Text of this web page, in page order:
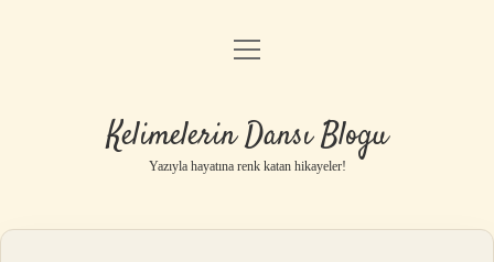
Anasayfa
Yasal Uyarı
menüyü
Kelimelerin Dansı Blogu
Yazıyla hayatına renk katan hikayeler!